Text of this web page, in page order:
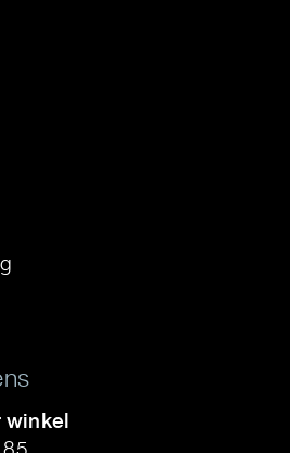
winkel